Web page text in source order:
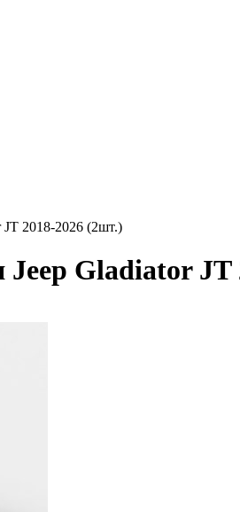
2018-2026 (2шт.)
Gladiator JT